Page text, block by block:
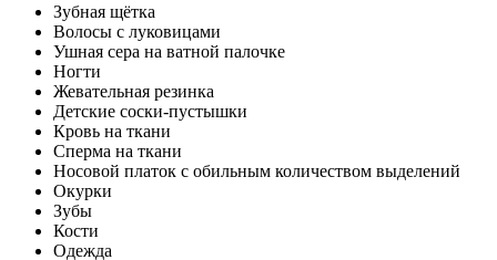
Зубная щётка
Волосы с луковицами
Ушная сера на ватной палочке
Ногти
Жевательная резинка
Детские соски-пустышки
Кровь на ткани
Сперма на ткани
Носовой платок с обильным количеством выделений
Окурки
Зубы
Кости
Одежда